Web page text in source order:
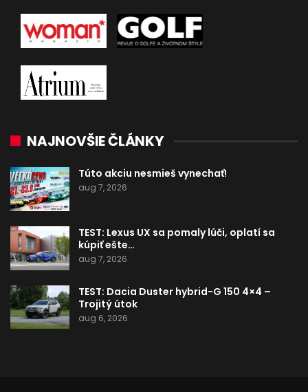
NAJNOVŠIE ČLÁNKY
Túto akciu nesmieš vynechať!
aug 7, 2026
TEST: Lexus UX sa pomaly lúči, oplatí sa
kúpiť ešte…
aug 7, 2026
TEST: Dacia Duster hybrid-G 150 4×4 –
Trojitý útok
aug 6, 2026